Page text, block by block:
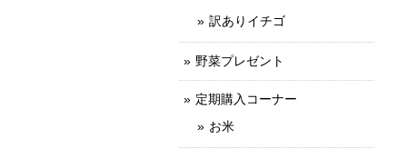
訳ありイチゴ
野菜プレゼント
定期購入コーナー
お米